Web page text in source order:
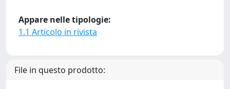
Appare nelle tipologie:
1.1 Articolo in rivista
File in questo prodotto: